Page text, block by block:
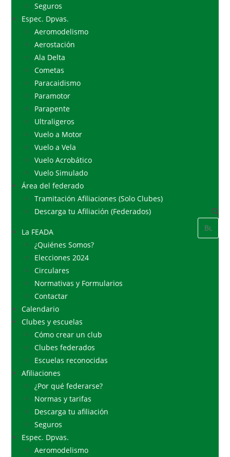
Seguros
Espec. Dpvas.
Aeromodelismo
Aerostación
Ala Delta
Cometas
Paracaidismo
Paramotor
Parapente
Ultraligeros
Vuelo a Motor
Vuelo a Vela
Vuelo Acrobático
Vuelo Simulado
Área del federado
Tramitación Afiliaciones (Solo Clubes)
Descarga tu Afiliación (Federados)
La FEADA
¿Quiénes Somos?
Elecciones 2024
Circulares
Normativas y Formularios
Contactar
Calendario
Clubes y escuelas
Cómo crear un club
Clubes federados
Escuelas reconocidas
Afiliaciones
¿Por qué federarse?
Normas y tarifas
Descarga tu afiliación
Seguros
Espec. Dpvas.
Aeromodelismo